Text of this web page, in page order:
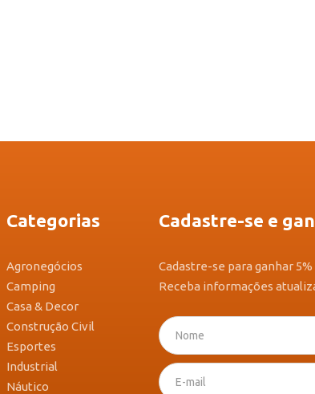
Categorias
Agronegócios
Camping
Casa & Decor
Construção Civil
Esportes
Industrial
Náutico
Cadastre-se e
Cadastre-se para ganhar
Receba informações